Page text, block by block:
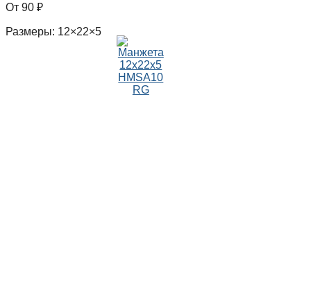
90 ₽
Размеры: 12×22×5